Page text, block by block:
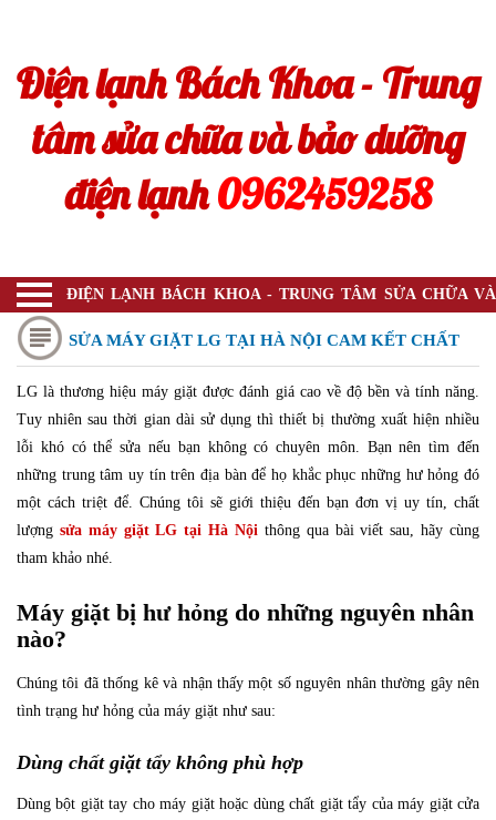
Điện lạnh Bách Khoa - Trung
tâm sửa chữa và bảo dưỡng
điện lạnh 0962459258
Sửa bình nóng lạnh
Sửa máy hút mùi
Sửa máy sấy
Sửa điều hòa
Sửa bếp từ
Máy rửa bát
Máy hút ẩm
Tin tức
Bảo dưỡng
ĐIỆN LẠNH BÁCH KHOA - TRUNG TÂM SỬA CHỮA VÀ
BẢO DƯỠNG ĐIỆN LẠNH
SỬA MÁY GIẶT LG TẠI HÀ NỘI CAM KẾT CHẤT
LƯỢNG, LINH KIỆN CHÍNH HÃNG
LG là thương hiệu máy giặt được đánh giá cao về độ bền và tính năng.
Tuy nhiên sau thời gian dài sử dụng thì thiết bị thường xuất hiện nhiều
lỗi khó có thể sửa nếu bạn không có chuyên môn. Bạn nên tìm đến
những trung tâm uy tín trên địa bàn để họ khắc phục những hư hỏng đó
một cách triệt để. Chúng tôi sẽ giới thiệu đến bạn đơn vị uy tín, chất
lượng sửa máy giặt LG tại Hà Nội thông qua bài viết sau, hãy cùng
tham khảo nhé.
Máy giặt bị hư hỏng do những nguyên nhân
nào?
Chúng tôi đã thống kê và nhận thấy một số nguyên nhân thường gây nên
tình trạng hư hỏng của máy giặt như sau:
Dùng chất giặt tẩy không phù hợp
Dùng bột giặt tay cho máy giặt hoặc dùng chất giặt tẩy của máy giặt cửa